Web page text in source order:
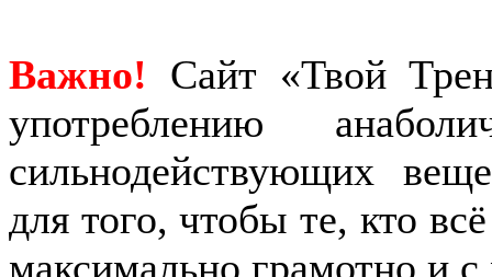
Важно! Сайт «Твой
употреблению
сильнодействующих
для того, чтобы те, кто
максимально грамотно и